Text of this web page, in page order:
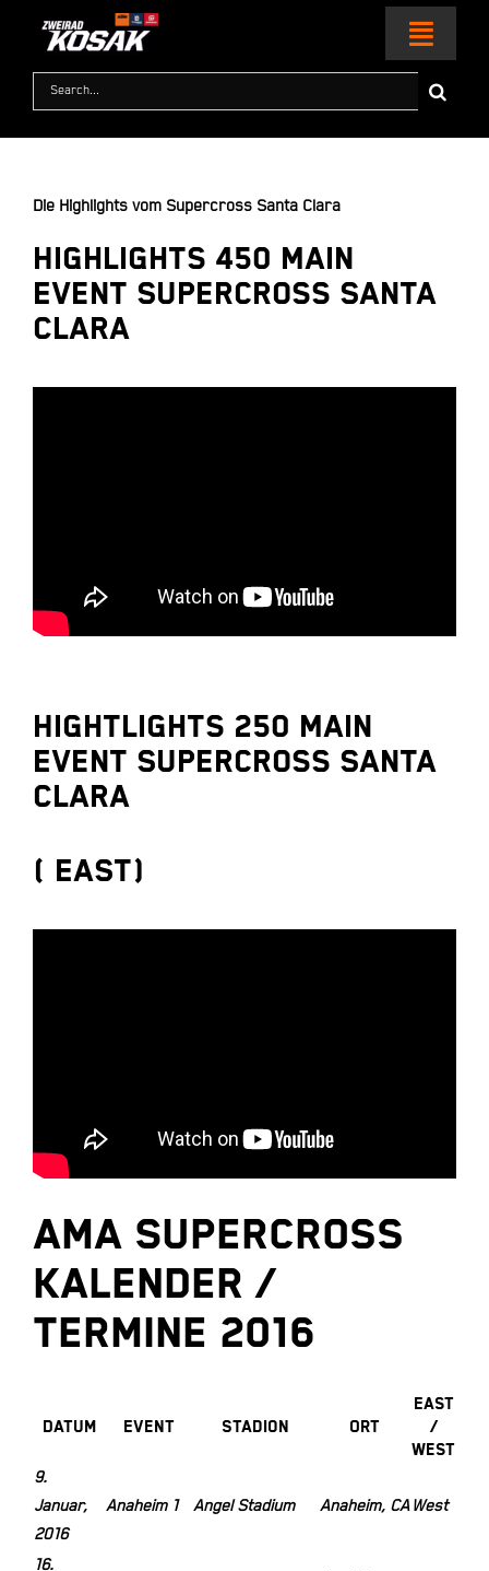
springen
KTM WORLD
SERVICE & ZUBEHÖR
RACING
Suche
nach:
Die Highlights vom Supercross Santa Clara
Highlights 450 Main
Event Supercross Santa
Clara
Hightlights 250 Main
Event Supercross Santa
Clara
( EAST)
AMA Supercross
Kalender /
Termine 2016
Datum Event Stadion Ort
East
/
West
9.
Januar,
2016
Anaheim 1 Angel Stadium Anaheim, CA West
16.